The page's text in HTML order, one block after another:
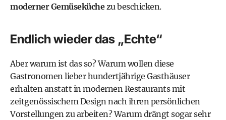
moderner Gemüseküchezu beschicken.
Endlich wieder das „Echte“
Aber warum ist das so? Warum wollen diese
Gastronomen lieber hundertjährige Gasthäuser
erhalten anstatt in modernen Restaurants mit
zeitgenössischem Design nach ihren persönlichen
Vorstellungen zu arbeiten? Warum drängt sogar sehr